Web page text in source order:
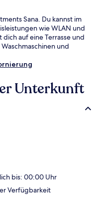
Sana. Du kannst im
wie WLAN und
auf eine Terrasse und
und
Unterkunft
bis: 00:00 Uhr
Verfügbarkeit